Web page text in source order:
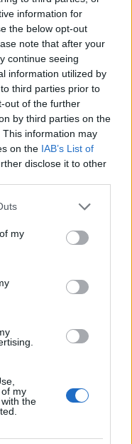
information for
the below opt-out
note that after your
continue seeing
information utilized by
third parties prior to
out of the further
by third parties on the
This information may
on the IAB’s List of
disclose it to other
my
my
the
σουηδική
μετά τη
να τα
Το
Ιταλική
Eurovision 2026